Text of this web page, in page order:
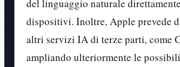
del linguaggio naturale
dispositivi. Inoltre, Apple prevede
altri servizi IA di terze parti, come
ampliando ulteriormente le